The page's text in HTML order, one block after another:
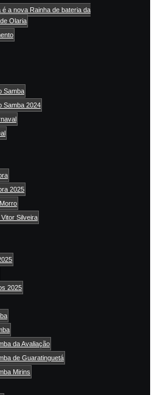
é a nova Rainha de bateria da
Olaria
Samba
Samba 2024
2025
Silveira
2025
da Avaliação
de Guaratinguetá
Mirins